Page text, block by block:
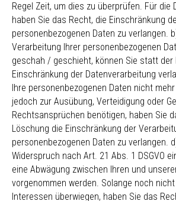
Regel Zeit, um dies zu überprüfen. Für die
haben Sie das Recht, die Einschränkung
personenbezogenen Daten zu verlangen.
Verarbeitung Ihrer personenbezogenen
geschah / geschieht, können Sie statt der
Einschränkung der Datenverarbeitung
Ihre personenbezogenen Daten nicht
jedoch zur Ausübung, Verteidigung oder
Rechtsansprüchen benötigen, haben Sie
Löschung die Einschränkung der
personenbezogenen Daten zu verlangen.
Widerspruch nach Art. 21 Abs. 1 DSGVO
eine Abwägung zwischen Ihren und
vorgenommen werden. Solange noch
Interessen überwiegen, haben Sie das